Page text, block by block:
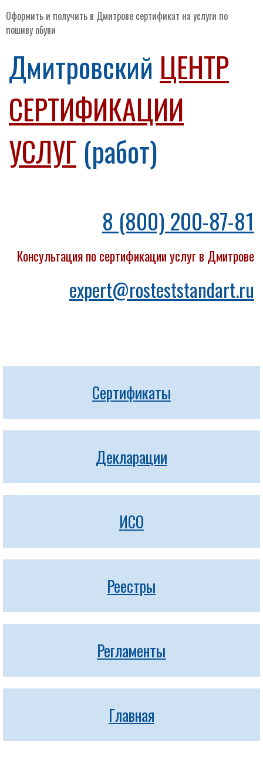
Оформить и получить в Дмитрове сертификат на услуги по
пошиву обуви
Дмитровский ЦЕНТР
СЕРТИФИКАЦИИ
УСЛУГ (работ)
8 (800) 200-87-81
Консультация по сертификации услуг в Дмитрове
expert@rosteststandart.ru
Сертификаты
Декларации
ИСО
Реестры
Регламенты
Главная